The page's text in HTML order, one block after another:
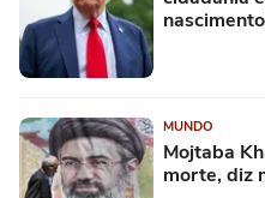
MUNDO
Mojtaba
morte, diz